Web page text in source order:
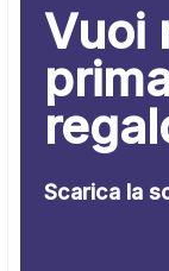
Vuoi
Scarica la